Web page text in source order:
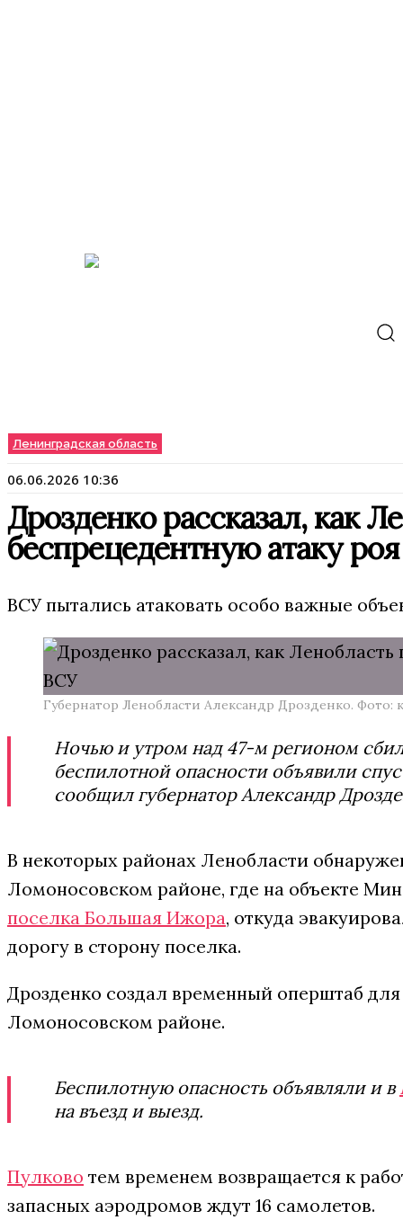
Ленинградская область
06.06.2026 10:36
Дрозденко рассказал, как
беспрецедентную атаку
ВСУ пытались атаковать особо важные
Губернатор Ленобласти Александр Дрозденко.
Ночью и утром над 47-м регионом
беспилотной опасности объявили
сообщил губернатор Александр
В некоторых районах Ленобласти
Ломоносовском районе, где на объекте
поселка Большая Ижора, откуда
дорогу в сторону поселка.
Дрозденко создал временный оперштаб
Ломоносовском районе.
Беспилотную опасность объявляли и в
на въезд и выезд.
Пулково тем временем возвращается к
запасных аэродромов ждут 16 самолетов.